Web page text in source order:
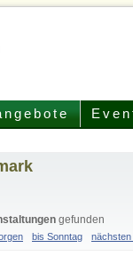
gefunden
bis Sonntag nächsten